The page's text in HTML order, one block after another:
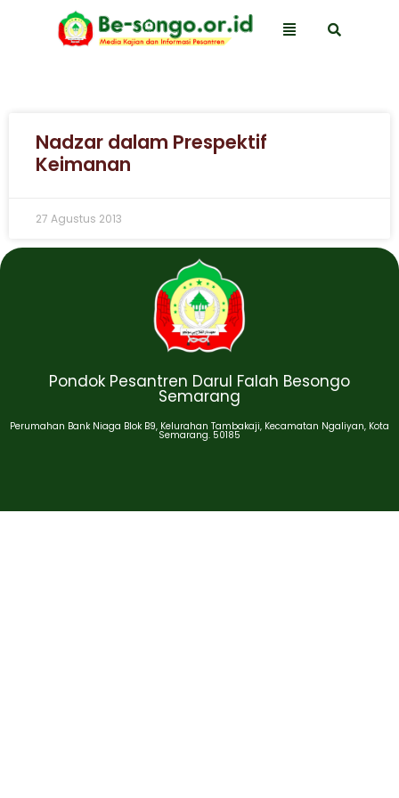
Nadzar dalam Prespektif
Keimanan
27 Agustus 2013
Pondok Pesantren Darul Falah Besongo
Semarang
Perumahan Bank Niaga Blok B9, Kelurahan Tambakaji, Kecamatan Ngaliyan, Kota
Semarang. 50185